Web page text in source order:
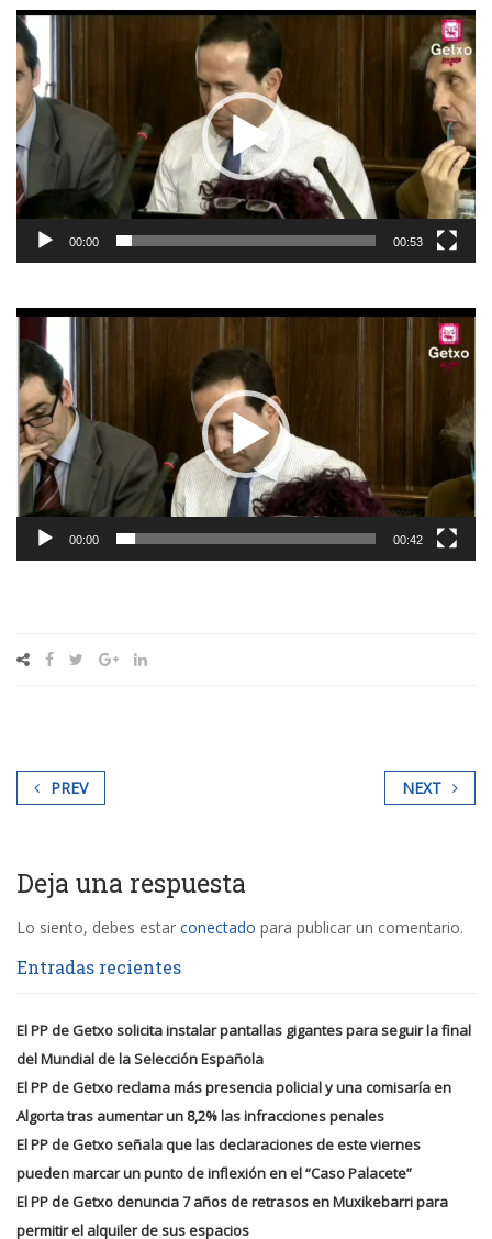
Reproductor
de
vídeo
00:00 00:53
Reproductor
de
vídeo
00:00 00:42
PREV NEXT
Deja una respuesta
Lo siento, debes estar conectado para publicar un comentario.
Entradas recientes
El PP de Getxo solicita instalar pantallas gigantes para seguir la final
del Mundial de la Selección Española
El PP de Getxo reclama más presencia policial y una comisaría en
Algorta tras aumentar un 8,2% las infracciones penales
El PP de Getxo señala que las declaraciones de este viernes
pueden marcar un punto de inflexión en el “Caso Palacete”
El PP de Getxo denuncia 7 años de retrasos en Muxikebarri para
permitir el alquiler de sus espacios